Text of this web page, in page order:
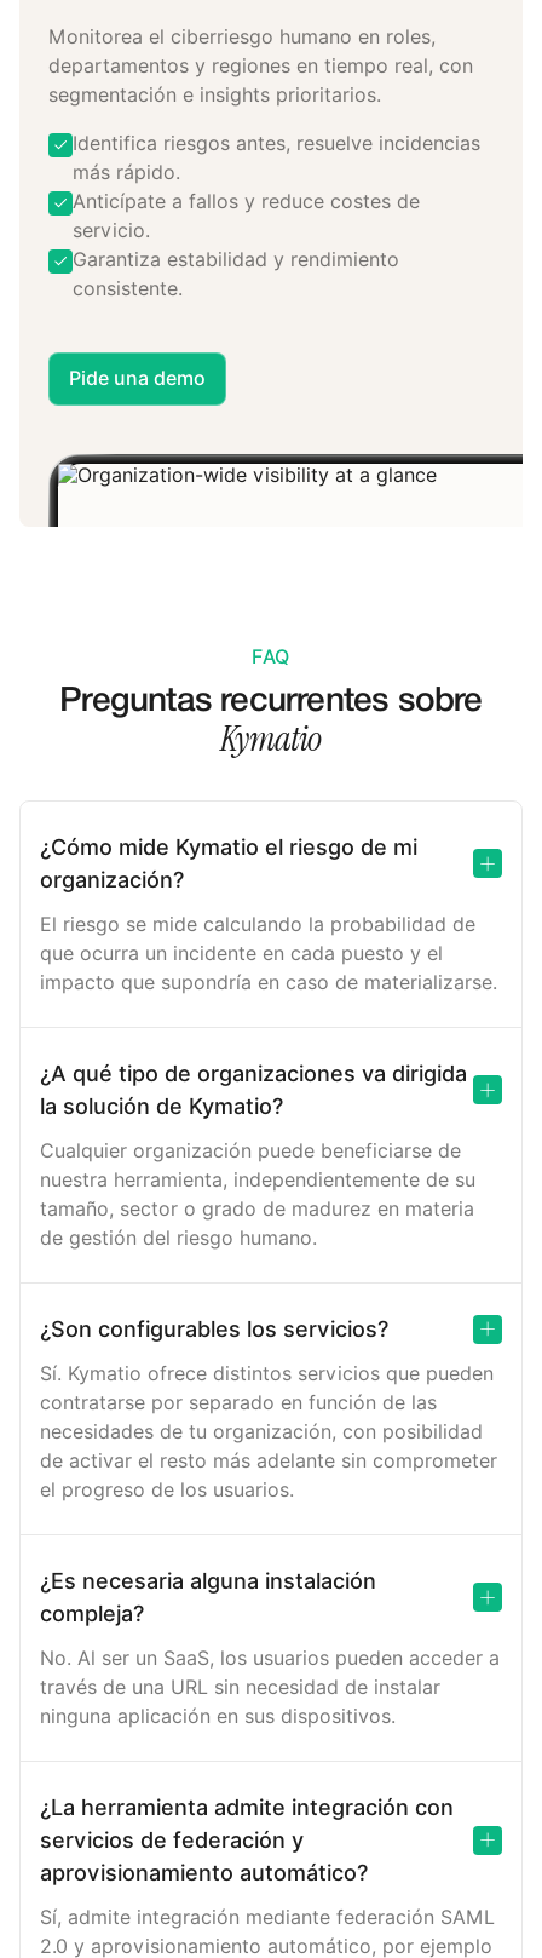
Monitorea el ciberriesgo humano en roles,
departamentos y regiones en tiempo real, con
segmentación e insights prioritarios.
Identifica riesgos antes, resuelve incidencias
más rápido.
Anticípate a fallos y reduce costes de
servicio.
Garantiza estabilidad y rendimiento
consistente.
Pide una demo
FAQ
Preguntas recurrentes sobre
Kymatio
¿Cómo mide Kymatio el riesgo de mi
organización?
El riesgo se mide calculando la probabilidad de
que ocurra un incidente en cada puesto y el
impacto que supondría en caso de materializarse.
¿A qué tipo de organizaciones va dirigida
la solución de Kymatio?
Cualquier organización puede beneficiarse de
nuestra herramienta, independientemente de su
tamaño, sector o grado de madurez en materia
de gestión del riesgo humano.
¿Son configurables los servicios?
Sí. Kymatio ofrece distintos servicios que pueden
contratarse por separado en función de las
necesidades de tu organización, con posibilidad
de activar el resto más adelante sin comprometer
el progreso de los usuarios.
¿Es necesaria alguna instalación
compleja?
No. Al ser un SaaS, los usuarios pueden acceder a
través de una URL sin necesidad de instalar
ninguna aplicación en sus dispositivos.
¿La herramienta admite integración con
servicios de federación y
aprovisionamiento automático?
Sí, admite integración mediante federación SAML
2.0 y aprovisionamiento automático, por ejemplo